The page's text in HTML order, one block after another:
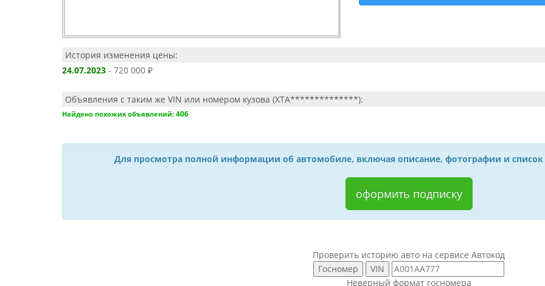
История изменения цены:
24.07.2023 - 720 000 ₽
Объявления с таким же VIN или номером кузова (XTA**************):
Найдено похожих объявлений: 406
Для просмотра полной информации об автомобиле, включая описание, фотографии и
оформить подписку
Проверить историю авто на сервисе Автокод
Неверный формат госномера